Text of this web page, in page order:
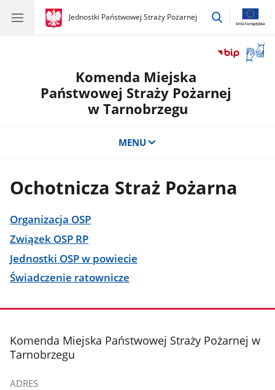
gov.pl
Jednostki Państwowej Straży Pożarnej
gov.pl
Jednostki
przejdź
okno
Komenda Miejska
Państwowej Straży Pożarnej
w Tarnobrzegu
MENU
Ochotnicza Straż Pożarna
Organizacja OSP
Związek OSP RP
Jednostki OSP w powiecie
Świadczenie ratownicze
stopka
Komenda Miejska Państwowej Straży Pożarnej w
Tarnobrzegu
ADRES